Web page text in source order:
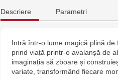
Descriere Parametri
Intră într-o lume magică plină
prind viață printr-o avalanșă de
imaginația să zboare și
variate, transformând fiecare